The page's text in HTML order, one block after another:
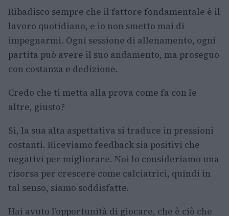
Ribadisco sempre che il fattore fondamentale è il
lavoro quotidiano, e io non smetto mai di
impegnarmi. Ogni sessione di allenamento, ogni
partita può avere il suo andamento, ma proseguo
con costanza e dedizione.
Credo che ti metta alla prova come fa con le
altre, giusto?
Sì, la sua alta aspettativa si traduce in pressioni
costanti. Riceviamo feedback sia positivi che
negativi per migliorare. Noi lo consideriamo una
risorsa per crescere come calciatrici, quindi in
tal senso, siamo soddisfatte.
Hai avuto l’opportunità di giocare, che è ciò che